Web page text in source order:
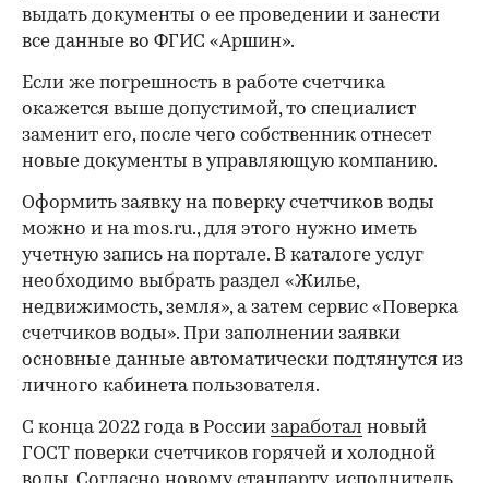
выдать документы о ее проведении и занести
все данные во ФГИС «Аршин».
Если же погрешность в работе счетчика
окажется выше допустимой, то специалист
заменит его, после чего собственник отнесет
новые документы в управляющую компанию.
Оформить заявку на поверку счетчиков воды
можно и на mos.ru., для этого нужно иметь
учетную запись на портале. В каталоге услуг
необходимо выбрать раздел «Жилье,
недвижимость, земля», а затем сервис «Поверка
счетчиков воды». При заполнении заявки
основные данные автоматически подтянутся из
личного кабинета пользователя.
С конца 2022 года в России заработал новый
ГОСТ поверки счетчиков горячей и холодной